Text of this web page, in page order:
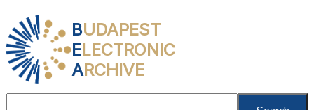
BUDAPEST
ELECTRONIC
ARCHIVE